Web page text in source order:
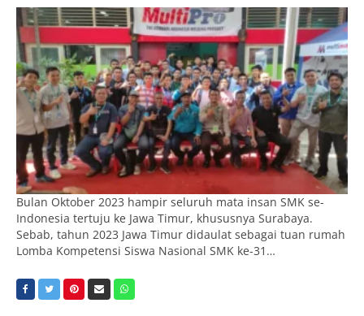
Bulan Oktober 2023 hampir seluruh mata insan SMK se-
Indonesia tertuju ke Jawa Timur, khususnya Surabaya.
Sebab, tahun 2023 Jawa Timur didaulat sebagai tuan rumah
Lomba Kompetensi Siswa Nasional SMK ke-31…